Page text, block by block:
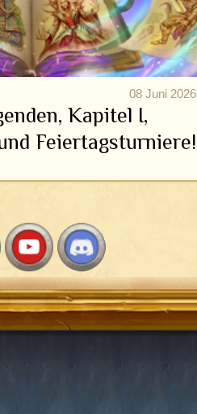
Kapitel I,
Feiertagsturniere!
08 Juni 2026